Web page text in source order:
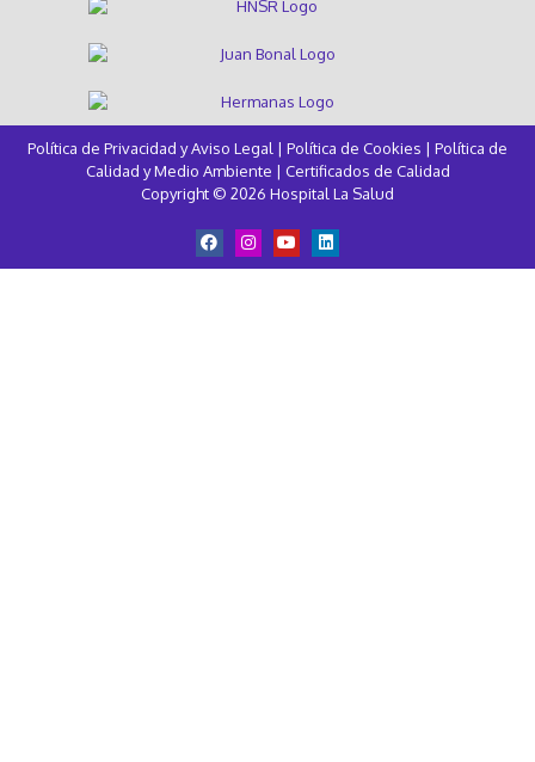
Política de Privacidad y Aviso Legal | Política de Cookies | Política de
Calidad y Medio Ambiente | Certificados de Calidad
Copyright © 2026 Hospital La Salud